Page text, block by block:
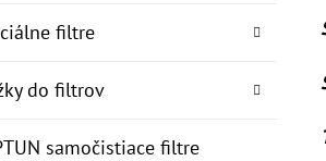
filtre
do filtrov
samočistiace filtre